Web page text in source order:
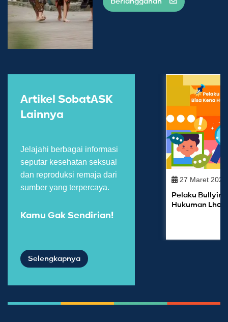
Artikel SobatASK
Lainnya
Jelajahi berbagai informasi
seputar kesehatan seksual
dan reproduksi remaja dari
sumber yang terpercaya.
Kamu Gak Sendirian!
Selengkapnya
27 Maret 2025
Pelaku
Hukuman Lho!